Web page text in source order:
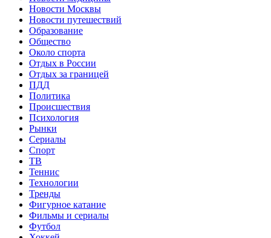
Новости Москвы
Новости путешествий
Образование
Общество
Около спорта
Отдых в России
Отдых за границей
ПДД
Политика
Происшествия
Психология
Рынки
Сериалы
Спорт
ТВ
Теннис
Технологии
Тренды
Фигурное катание
Фильмы и сериалы
Футбол